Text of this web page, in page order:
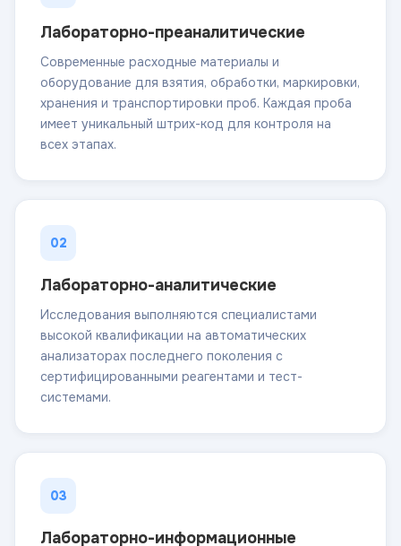
Лабораторно-преаналитические
Современные расходные материалы и
оборудование для взятия, обработки, маркировки,
хранения и транспортировки проб. Каждая проба
имеет уникальный штрих-код для контроля на
всех этапах.
02
Лабораторно-аналитические
Исследования выполняются специалистами
высокой квалификации на автоматических
анализаторах последнего поколения с
сертифицированными реагентами и тест-
системами.
03
Лабораторно-информационные